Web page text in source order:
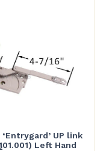
UP link
Left Hand
Le